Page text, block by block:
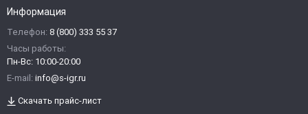
Информация
Телефон: 8 (800) 333 55 37
Часы работы:
Пн-Вс: 10:00-20:00
E-mail: info@s-igr.ru
Скачать прайс-лист